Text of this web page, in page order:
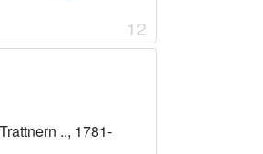
12
.., 1781-